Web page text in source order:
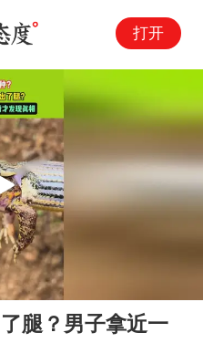
打开
Play
腿？男子拿近一